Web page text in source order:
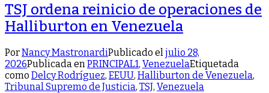
TSJ ordena reinicio de operaciones de
Halliburton en Venezuela
PorNancy MastronardiPublicado eljulio 28,
2026Publicada enPRINCIPAL1, VenezuelaEtiquetada
como Delcy Rodríguez, EEUU, Halliburton de Venezuela,
Tribunal Supremo de Justicia, TSJ, Venezuela